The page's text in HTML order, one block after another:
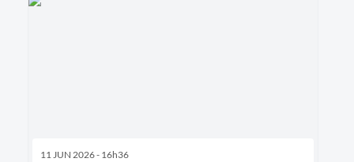
11 JUN 2026 - 16h36